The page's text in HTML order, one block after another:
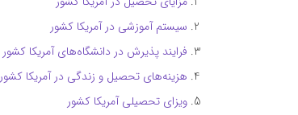
سیستم آموزشی در آمریکا کشور
فرایند پذیرش در دانشگاه‌های آمریکا کشور
هزینه‌های تحصیل و زندگی در آمریکا کشور
ویزای تحصیلی آمریکا کشور